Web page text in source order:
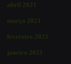
abril 2021
março 2021
fevereiro 2021
janeiro 2021